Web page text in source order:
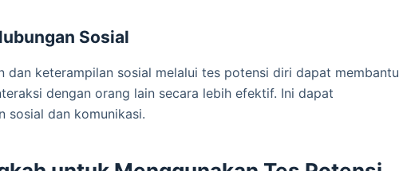
Sosial
dan keterampilan sosial melalui tes potensi diri dapat membantu
dengan orang lain secara lebih efektif. Ini dapat
sosial dan komunikasi.